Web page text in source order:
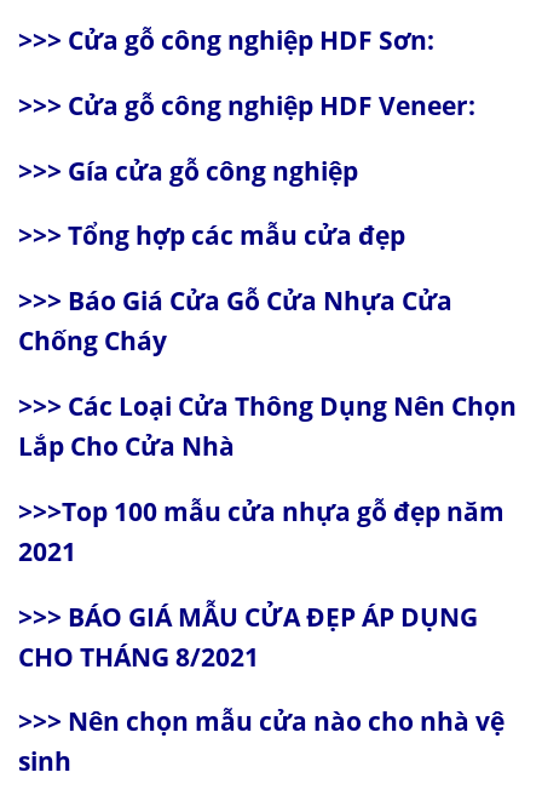
>>> Cửa gỗ công nghiệp HDF Sơn:
>>> Cửa gỗ công nghiệp HDF Veneer:
>>> Gía cửa gỗ công nghiệp
>>> Tổng hợp các mẫu cửa đẹp
>>> Báo Giá Cửa Gỗ Cửa Nhựa Cửa
Chống Cháy
>>> Các Loại Cửa Thông Dụng Nên Chọn
Lắp Cho Cửa Nhà
>>>Top 100 mẫu cửa nhựa gỗ đẹp năm
2021
>>> BÁO GIÁ MẪU CỬA ĐẸP ÁP DỤNG
CHO THÁNG 8/2021
>>> Nên chọn mẫu cửa nào cho nhà vệ
sinh